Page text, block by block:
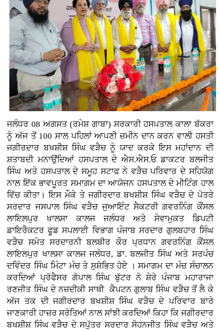
ਜਲੰਧਰ 08 ਅਗਸਤ (ਰਮੇਸ਼ ਗਾਬਾ) ਸਰਕਾਰੀ ਹਸਪਤਾਲ ਕਾਲਾ ਬੱਕਰਾ
ਨੂੰ ਅੱਜ ਤੋਂ 100 ਸਾਲ ਪਹਿਲਾਂ ਆਪਣੀ ਜ਼ਮੀਨ ਦਾਨ ਕਰਨ ਵਾਲੀ ਹਸਤੀ
ਜਗੀਰਦਾਰ ਬਖਸ਼ੀਸ਼ ਸਿੰਘ ਵੜੈਚ ਨੂੰ ਯਾਦ ਕਰਕੇ ਇਸ ਮਹਾਂਦਾਨ ਦੀ
ਸ਼ਤਾਬਦੀ ਮਨਾਉਂਦਿਆਂ ਹਸਪਤਾਲ ਦੇ ਐਸ.ਐਸ.ਓ ਡਾਕਟਰ ਬਲਜੀਤ
ਸਿੰਘ ਅਤੇ ਹਸਪਤਾਲ ਦੇ ਸਮੂਹ ਸਟਾਫ ਨੇ ਵੜੈਚ ਪਰਿਵਾਰ ਦੇ ਸਹਿਯੋਗ
ਨਾਲ ਇੱਕ ਭਾਵਪੂਰਤ ਸਮਾਗਮ ਦਾ ਆਯੋਜਨ ਹਸਪਤਾਲ ਦੇ ਮੀਟਿੰਗ ਹਾਲ
ਵਿੱਚ ਕੀਤਾ। ਇਸ ਮੌਕੇ ਤੇ ਜਗੀਰਦਾਰ ਬਖਸ਼ੀਸ਼ ਸਿੰਘ ਵੜੈਚ ਦੇ ਪੋਤਰੇ
ਸਰਦਾਰ ਜਸਪਾਲ ਸਿੰਘ ਵੜੈਚ ਜੁਆਇੰਟ ਸੈਕਟਰੀ ਗਵਰਨਿੰਗ ਕੌਂਸਲ
ਲਾਇਲਪੁਰ ਖਾਲਸਾ ਕਾਲਜ ਜਲੰਧਰ ਅਤੇ ਸੇਵਾਮੁਕਤ ਡਿਪਟੀ
ਡਾਇਰੈਕਟਰ ਫੂਡ ਸਪਲਾਈ ਵਿਭਾਗ ਪੰਜਾਬ ਸਰਦਾਰ ਗੁਲਬਹਾਰ ਸਿੰਘ
ਵੜੈਚ ਸਮੇਤ ਸਰਦਾਰਨੀ ਬਲਬੀਰ ਕੌਰ ਪ੍ਰਧਾਨ ਗਵਰਨਿੰਗ ਕੌਂਸਲ
ਲਾਇਲਪੁਰ ਖਾਲਸਾ ਕਾਲਜ ਜਲੰਧਰ, ਡਾ. ਬਲਜੀਤ ਸਿੰਘ ਅਤੇ ਸਰਪੰਚ
ਦਵਿੰਦਰ ਸਿੰਘ ਮਿੰਟਾ ਮੰਚ ਤੇ ਸੁਸ਼ੋਭਿਤ ਹੋਏ । ਸਮਾਗਮ ਦਾ ਮੰਚ ਸੰਚਾਲਨ
ਕਰਦਿਆਂ ਪ੍ਰੋਫੈਸਰ ਗੋਪਾਲ ਸਿੰਘ ਬੁੱਟਰ ਨੇ ਸ਼ੇਰੇ ਪੰਜਾਬ ਮਹਾਰਾਜਾ
ਰਣਜੀਤ ਸਿੰਘ ਦੇ ਨਜ਼ਦੀਕੀ ਸਾਥੀ ਕੈਪਟਨ ਗੁਲਾਬ ਸਿੰਘ ਵੜੈਚ ਤੋਂ ਲੈ ਕੇ
ਅੱਜ ਤਕ ਦੀ ਜਗੀਰਦਾਰ ਬਖਸ਼ੀਸ਼ ਸਿੰਘ ਵੜੈਚ ਦੇ ਪਰਿਵਾਰ ਬਾਰੇ
ਜਾਣਕਾਰੀ ਹਾਜ਼ਰ ਸਰੋਤਿਆਂ ਨਾਲ ਸਾਂਝੀ ਕਰਦਿਆਂ ਕਿਹਾ ਕਿ ਜਗੀਰਦਾਰ
ਬਖਸ਼ੀਸ਼ ਸਿੰਘ ਵੜੈਚ ਦੇ ਸਪੁੱਤਰ ਸਰਦਾਰ ਸੋਹਨਜੀਤ ਸਿੰਘ ਵੜੈਚ ਅਤੇ